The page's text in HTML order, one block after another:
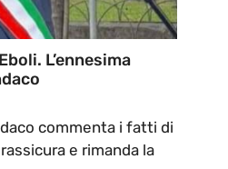
L’ennesima
commenta i fatti di
e rimanda la